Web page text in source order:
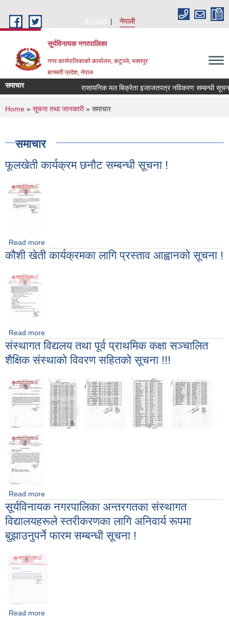
English
नेपाली
सूर्यविनायक नगरपालिका
नगर कार्यपालिकाको कार्यालय, कटुञ्जे, भक्तपुर
बागमती प्रदेश, नेपाल
समाचार रासायनिक मल बिक्रेता इजाजतपत्र नविकरण सम्बन्धी सूचना !
You are here
Home » सूचना तथा जानकारी» समाचार
समाचार
फूलखेती कार्यक्रम छनाैट सम्बन्धी सूचना !
Read more
कौशी खेती कार्यक्रमका लागि प्रस्ताव आह्वानको सूचना !
Read more
संस्थागत विद्यलय तथा पूर्व प्राथमिक कक्षा सञ्चालित
शैक्षिक संस्थाको विवरण सहितको सूचना !!!
Read more
संस्थाको विवरण सहितको सूचना !!!
सूर्यविनायक नगरपालिका अन्तरगतका संस्थागत
विद्यालयहरूले स्तरीकरणका लागि अनिवार्य रूपमा
बुझाउनुपर्ने फारम सम्बन्धी सूचना !
Read more